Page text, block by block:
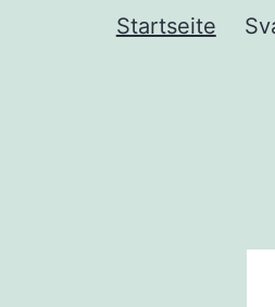
Startseite